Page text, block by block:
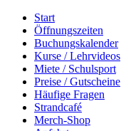
Start
Öffnungszeiten
Buchungskalender
Kurse / Lehrvideos
Miete / Schulsport
Preise / Gutscheine
Häufige Fragen
Strandcafé
Merch-Shop